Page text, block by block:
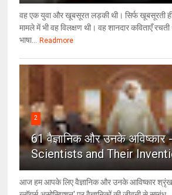
वह एक युवा और खूबसूरत लड़की थी। सिर्फ खूबसूरती
मामले में भी वह विलक्षण थी। वह शानदार कविताएँ
भाषा...
Readmore
2
61 वैज्ञानिक और उनके अविष्कार
Scientists and Their
आज हम आपके लिए वैज्ञानिक और उनके आविष्कार